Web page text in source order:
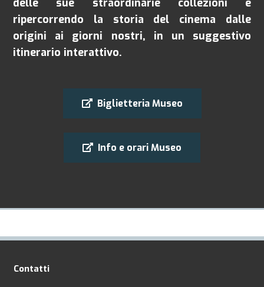
delle sue straordinarie collezioni e
ripercorrendo la storia del cinema dalle
origini ai giorni nostri, in un suggestivo
itinerario interattivo.
Biglietteria Museo
Info e orari Museo
Contatti